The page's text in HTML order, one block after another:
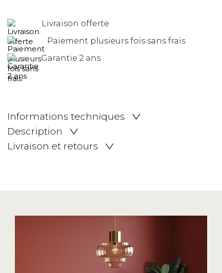
Livraison offerte
Paiement plusieurs fois sans frais
Garantie 2 ans
Informations techniques
Description
Livraison et retours